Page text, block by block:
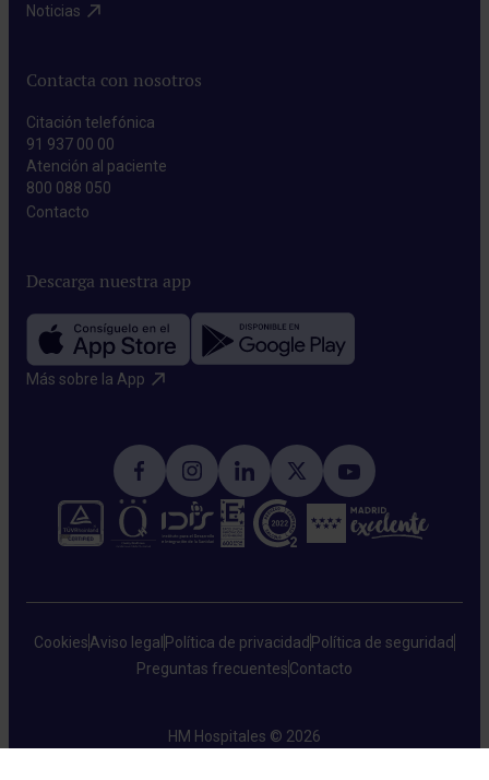
Noticias​
Contacta con nosotros
Citación telefónica
91 937 00 00
Atención al paciente
800 088 050
Contacto​
Descarga nuestra app
Más sobre la App​
CookiesAviso legal Política de privacidad Política de seguridad
Preguntas frecuentesContacto
HM Hospitales © 2026